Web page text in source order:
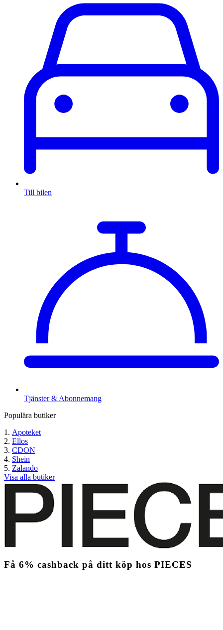
Till bilen
Tjänster & Abonnemang
Populära butiker
Apoteket
Ellos
CDON
Shein
Zalando
Visa alla butiker
Få 6% cashback på ditt köp hos PIECES